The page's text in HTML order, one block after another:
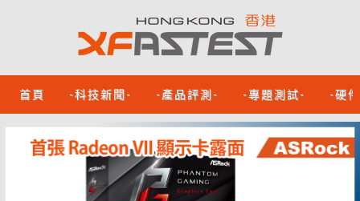
首頁 -科技新聞- -產品評測- -專題測試- -硬